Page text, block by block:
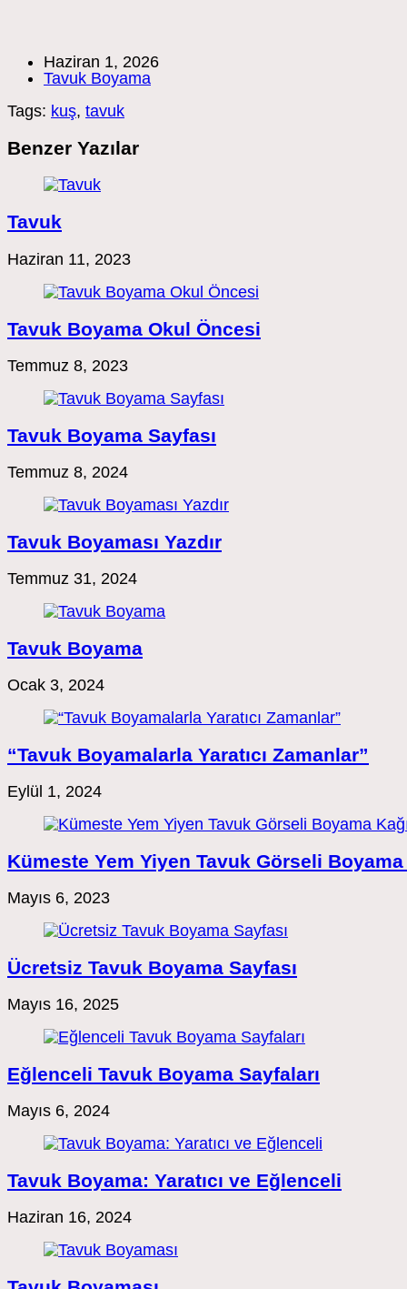
Post
published:
Haziran 1, 2026
Post
Tavuk Boyama
Tags: kuş, tavuk
Benzer Yazılar
Tavuk
Haziran 11, 2023
Tavuk Boyama Okul Öncesi
Temmuz 8, 2023
Tavuk Boyama Sayfası
Temmuz 8, 2024
Tavuk Boyaması Yazdır
Temmuz 31, 2024
Tavuk Boyama
Ocak 3, 2024
“Tavuk Boyamalarla Yaratıcı Zamanlar”
Eylül 1, 2024
Kümeste Yem Yiyen Tavuk Görseli Boyama
Mayıs 6, 2023
Ücretsiz Tavuk Boyama Sayfası
Mayıs 16, 2025
Eğlenceli Tavuk Boyama Sayfaları
Mayıs 6, 2024
Tavuk Boyama: Yaratıcı ve Eğlenceli
Haziran 16, 2024